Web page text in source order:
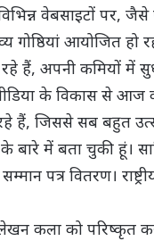
वेबसाइटों पर,
गोष्ठियां आयोजित
हैं, अपनी कमियों में
के विकास से आज कई
हैं, जिससे सब बहुत
बारे में बता चुकी हूं।
पत्र वितरण।
लेखन कला को